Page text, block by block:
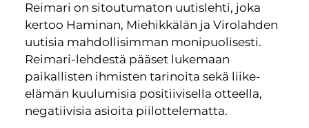
Reimari on sitoutumaton uutislehti, joka
kertoo Haminan, Miehikkälän ja Virolahden
uutisia mahdollisimman monipuolisesti.
Reimari-lehdestä pääset lukemaan
paikallisten ihmisten tarinoita sekä liike-
elämän kuulumisia positiivisella otteella,
negatiivisia asioita piilottelematta.